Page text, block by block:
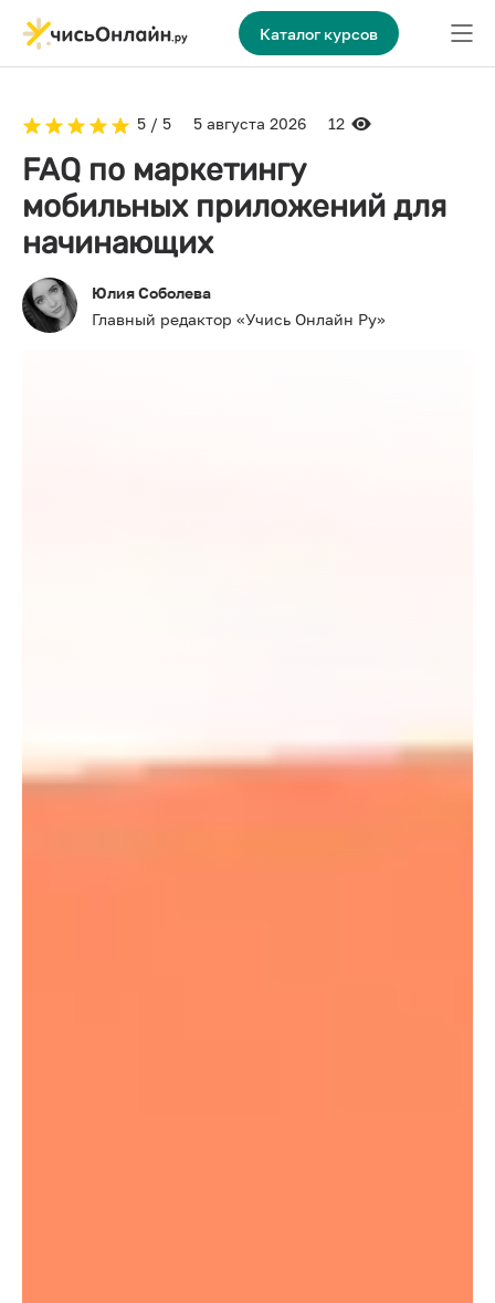
Каталог курсов
5 / 5 5 августа 2026 12
FAQ по маркетингу
мобильных приложений для
начинающих
Юлия Соболева
Главный редактор «Учись Онлайн Ру»